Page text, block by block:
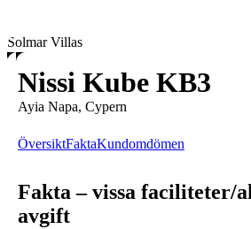
Solmar Villas
Nissi Kube KB3
Ayia Napa, Cypern
ÖversiktFaktaKundomdömen
Fakta – vissa faciliteter/
avgift